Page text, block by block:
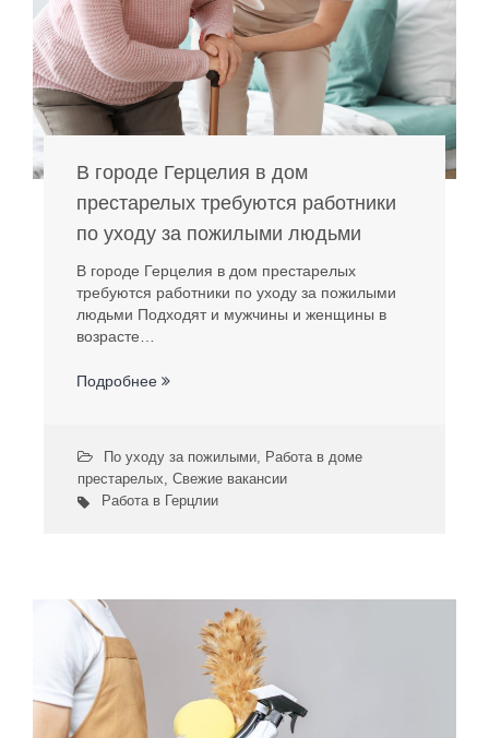
В городе Герцелия в дом
престарелых требуются работники
по уходу за пожилыми людьми
В городе Герцелия в дом престарелых
требуются работники по уходу за пожилыми
людьми Подходят и мужчины и женщины в
возрасте…
Подробнее
По уходу за пожилыми, Работа в доме
престарелых, Свежие вакансии
Работа в Герцлии